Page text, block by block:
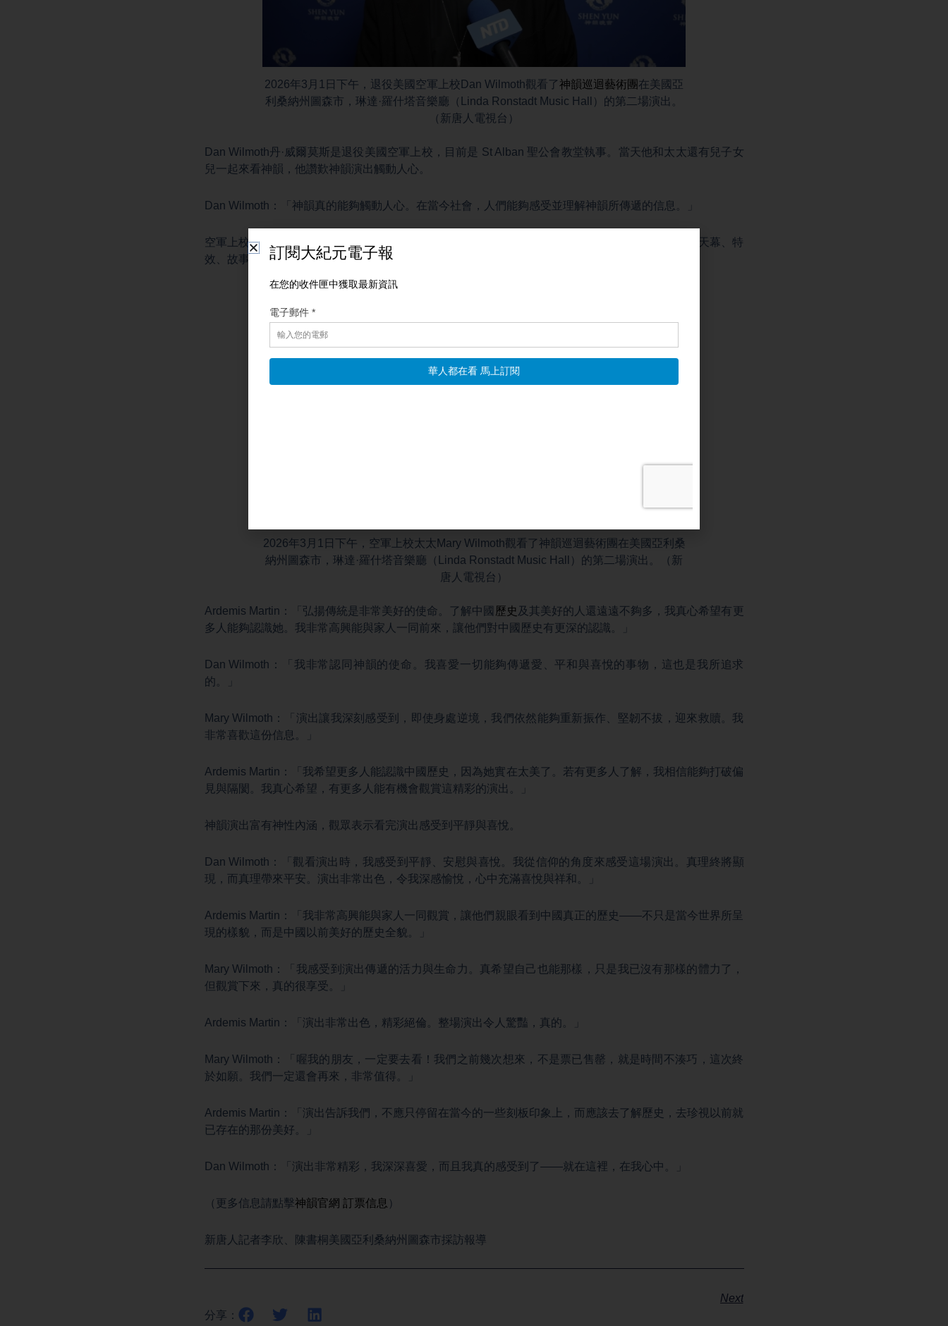
2026年3月1日下午，退役美國空軍上校Dan Wilmoth觀看了神韻巡迴藝術團 在美國亞
利桑納州圖森市，琳達·羅什塔音樂廳（Linda Ronstadt Music Hall）的第二場演出。
（新唐⼈電視台）
Dan Wilmoth丹·威爾莫斯是退役美國空軍上校，目前是 St Alban 聖公會教堂執事。當天他和太太還有兒子女
兒一起來看神韻，他讚歎神韻演出觸動人心。
Dan Wilmoth：「神韻真的能夠觸動人心。在當今社會，人們能夠感受並理解神韻所傳遞的信息。」
空軍上校太太Mary Wilmoth：「演出精彩絕倫，從頭到尾都令人目不轉睛，引人入勝。舞蹈、動態天幕、特
效、故事情節，一切都非常精采。整場演出我都非常享受。」
2026年3月1日下午，空軍上校太太Mary Wilmoth觀看了神韻巡迴藝術團在美國亞利桑
納州圖森市，琳達·羅什塔音樂廳（Linda Ronstadt Music Hall）的第二場演出。（新
唐⼈電視台）
Ardemis Martin：「弘揚傳統是非常美好的使命。了解中國 歷史 及其美好的人還遠遠不夠多，我真心希望有更
多人能夠認識她。我非常高興能與家人一同前來，讓他們對中國歷史有更深的認識。」
Dan Wilmoth：「我非常認同神韻的使命。我喜愛一切能夠傳遞愛、平和與喜悅的事物，這也是我所追求
的。」
Mary Wilmoth：「演出讓我深刻感受到，即使身處逆境，我們依然能夠重新振作、堅韌不拔，迎來救贖。我
非常喜歡這份信息。」
Ardemis Martin：「我希望更多人能認識中國歷史，因為她實在太美了。若有更多人了解，我相信能夠打破偏
見與隔閡。我真心希望，有更多人能有機會觀賞這精彩的演出。」
神韻演出富有神性內涵，觀眾表示看完演出感受到平靜與喜悅。
Dan Wilmoth：「觀看演出時，我感受到平靜、安慰與喜悅。我從信仰的角度來感受這場演出。真理終將顯
現，而真理帶來平安。演出非常出色，令我深感愉悅，心中充滿喜悅與祥和。」
Ardemis Martin：「我非常高興能與家人一同觀賞，讓他們親眼看到中國真正的歷史——不只是當今世界所呈
現的樣貌，而是中國以前美好的歷史全貌。」
Mary Wilmoth：「我感受到演出傳遞的活力與生命力。真希望自己也能那樣，只是我已沒有那樣的體力了，
但觀賞下來，真的很享受。」
Ardemis Martin：「演出非常出色，精彩絕倫。整場演出令人驚豔，真的。」
Mary Wilmoth：「喔我的朋友，一定要去看！我們之前幾次想來，不是票已售罄，就是時間不湊巧，這次終
於如願。我們一定還會再來，非常值得。」
Ardemis Martin：「演出告訴我們，不應只停留在當今的一些刻板印象上，而應該去了解歷史，去珍視以前就
已存在的那份美好。」
Dan Wilmoth：「演出非常精彩，我深深喜愛，而且我真的感受到了——就在這裡，在我心中。」
（更多信息請點擊神韻官網 訂票信息 ）
新唐人記者李欣、陳書桐美國亞利桑納州圖森市採訪報導
Next
分享：